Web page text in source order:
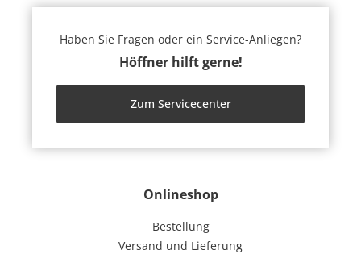
Onlineshop
Bestellung
Versand und Lieferung
Haben Sie Fragen oder ein Service-Anliegen?
Höffner hilft gerne!
Zum Servicecenter